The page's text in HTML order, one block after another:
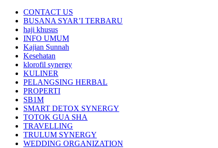
CONTACT US
BUSANA SYAR’I TERBARU
haji khusus
INFO UMUM
Kajian Sunnah
Kesehatan
klorofil synergy
KULINER
PELANGSING HERBAL
PROPERTI
SB1M
SMART DETOX SYNERGY
TOTOK GUA SHA
TRAVELLING
TRULUM SYNERGY
WEDDING ORGANIZATION